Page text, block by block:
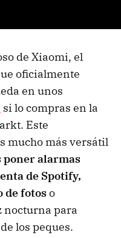
de Xiaomi, el
oficialmente
en unos
si lo compras en la
Este
mucho más versátil
poner alarmas
de Spotify,
de fotoso
nocturna para
los peques.